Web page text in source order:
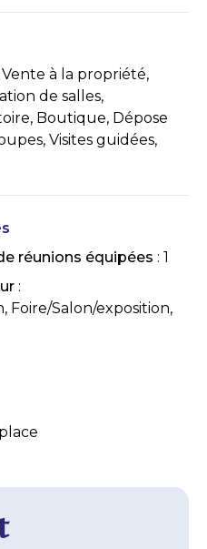
à la propriété,
de salles,
Boutique, Dépose
Visites guidées,
réunions équipées : 1
:
Foire/Salon/exposition,